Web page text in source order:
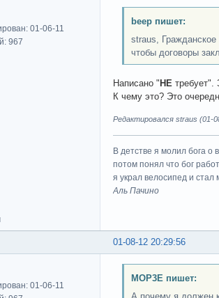
01-06-11
967
beep пишет:
straus,
чтобы договоры
Написано "НЕ требует".
К чему это? Это
Редактировался straus (01-
В детстве я молил бога о
потом понял что бог
я украл велосипед и стал
Аль Пачино
01-08-12 20:29:56
01-06-11
MOP3E пишет: